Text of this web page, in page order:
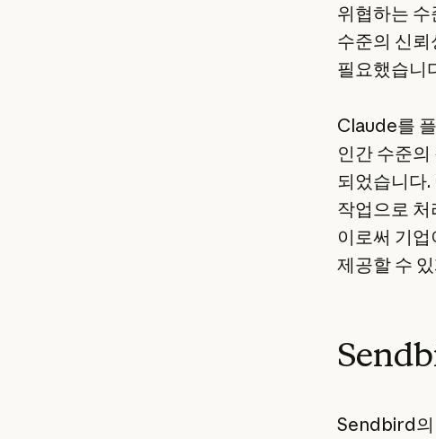
위협하는
수준의 신
필요했습니
Claude를
인간 수준
되었습니다
작업으로
이로써 기
제공할 수
Sendbird의